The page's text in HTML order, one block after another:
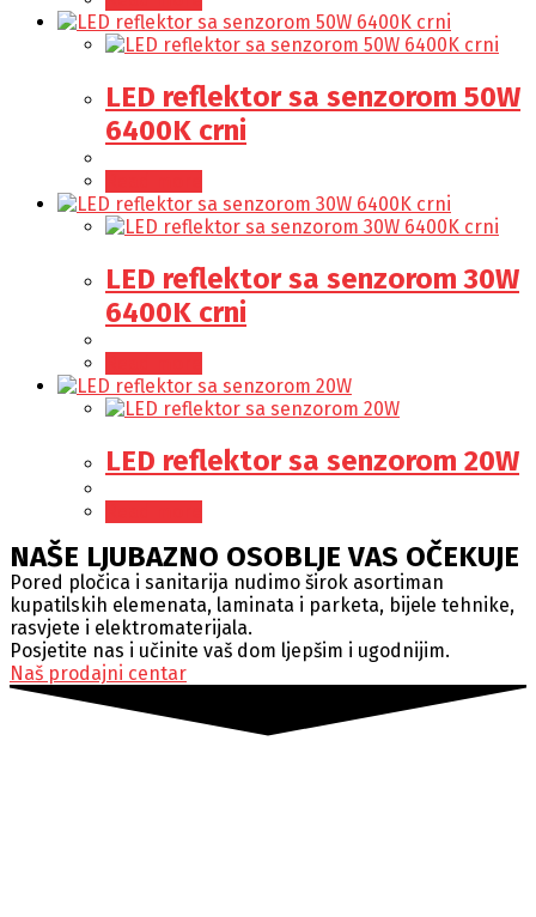
LED reflektor sa senzorom 50W
6400K crni
LED reflektor sa senzorom 30W
6400K crni
LED reflektor sa senzorom 20W
NAŠE LJUBAZNO OSOBLJE VAS OČEKUJE
Pored pločica i sanitarija nudimo širok asortiman
kupatilskih elemenata, laminata i parketa, bijele tehnike,
rasvjete i elektromaterijala.
Posjetite nas i učinite vaš dom ljepšim i ugodnijim.
Naš prodajni centar